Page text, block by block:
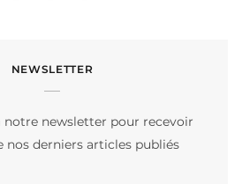
e
t
T
NEWSLETTER
notre newsletter pour recevoir
nos derniers articles publiés